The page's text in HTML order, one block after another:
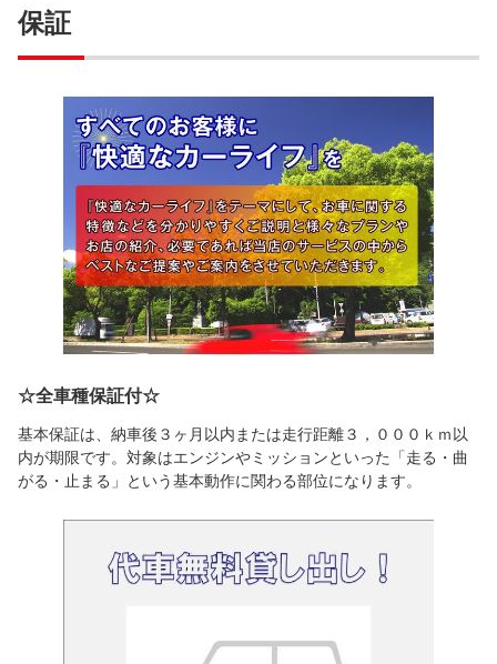
保証
☆全車種保証付☆
基本保証は、納車後３ヶ月以内または走行距離３，０００ｋｍ以
内が期限です。対象はエンジンやミッションといった「走る・曲
がる・止まる」という基本動作に関わる部位になります。